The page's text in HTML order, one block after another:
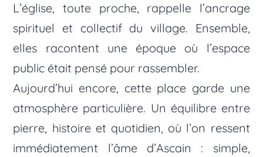
L’église, toute proche, rappelle l’ancrage
spirituel et collectif du village. Ensemble,
elles racontent une époque où l’espace
public était pensé pour rassembler.
Aujourd’hui encore, cette place garde une
atmosphère particulière. Un équilibre entre
pierre, histoire et quotidien, où l’on ressent
immédiatement l’âme d’Ascain : simple,